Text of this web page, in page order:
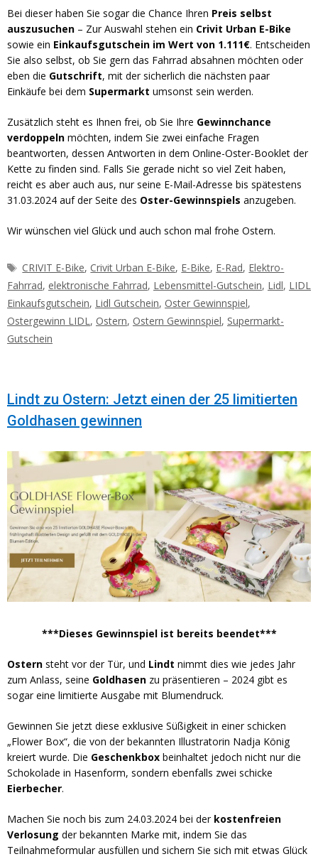
Bei dieser haben Sie sogar die Chance Ihren Preis selbst
auszusuchen – Zur Auswahl stehen ein Crivit Urban E-Bike
sowie ein Einkaufsgutschein im Wert von 1.111€. Entscheiden
Sie also selbst, ob Sie gern das Fahrrad absahnen möchten oder
eben die Gutschrift, mit der sicherlich die nächsten paar
Einkäufe bei dem Supermarkt umsonst sein werden.
Zusätzlich steht es Ihnen frei, ob Sie Ihre Gewinnchance
verdoppeln möchten, indem Sie zwei einfache Fragen
beantworten, dessen Antworten in dem Online-Oster-Booklet der
Kette zu finden sind. Falls Sie gerade nicht so viel Zeit haben,
reicht es aber auch aus, nur seine E-Mail-Adresse bis spätestens
31.03.2024 auf der Seite des Oster-Gewinnspiels anzugeben.
Wir wünschen viel Glück und auch schon mal frohe Ostern.
Schlagwörter
CRIVIT E-Bike, Crivit Urban E-Bike, E-Bike, E-Rad, Elektro-
Fahrrad, elektronische Fahrrad, Lebensmittel-Gutschein, Lidl, LIDL
Einkaufsgutschein, Lidl Gutschein, Oster Gewinnspiel,
Ostergewinn LIDL, Ostern, Ostern Gewinnspiel, Supermarkt-
Gutschein
Lindt zu Ostern: Jetzt einen der 25 limitierten
Goldhasen gewinnen
***Dieses Gewinnspiel ist bereits beendet***
Ostern steht vor der Tür, und Lindt nimmt dies wie jedes Jahr
zum Anlass, seine Goldhasen zu präsentieren – 2024 gibt es
sogar eine limitierte Ausgabe mit Blumendruck.
Gewinnen Sie jetzt diese exklusive Süßigkeit in einer schicken
„Flower Box“, die von der bekannten Illustratorin Nadja König
kreiert wurde. Die Geschenkbox beinhaltet jedoch nicht nur die
Schokolade in Hasenform, sondern ebenfalls zwei schicke
Eierbecher.
Machen Sie noch bis zum 24.03.2024 bei derkostenfreien
Verlosung der bekannten Marke mit, indem Sie das
Teilnahmeformular ausfüllen und sichern Sie sich mit etwas Glück